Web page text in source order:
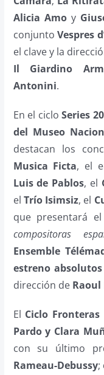
Alicia Amoy
conjuntoVespres
el clave y la
Il Giardino
Antonini.
En el cicloSeries
del Museo
destacan los
Musica Ficta, el
Luis de Pablos, el
el Trío Isimsiz, el
que presentará
compositoras
Ensemble
estreno
dirección de Raoul
El Ciclo Fronteras
Pardo y Clara
con su último
Rameau-Debussy;